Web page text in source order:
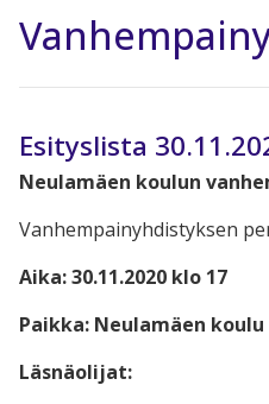
Esityslista
Neulamäen koulun
Vanhempainyhdistyksen
Aika:30.11.2020 klo 17
Paikka: Neulamäen koulu
Läsnäolijat: